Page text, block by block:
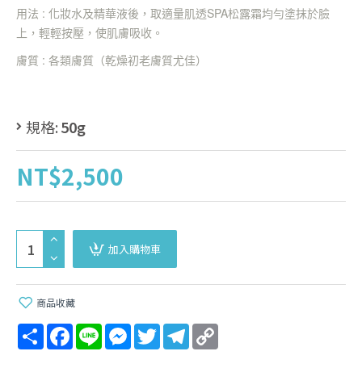
用法 : 化妝水及精華液後，取適量肌透SPA松露霜均勻塗抹於臉
上，輕輕按壓，使肌膚吸收。
膚質 : 各類膚質（乾燥初老膚質尤佳）
規格:50g
NT$2,500
加入購物車
商品收藏
ShareFacebook
LineMessenger
TwitterTelegram